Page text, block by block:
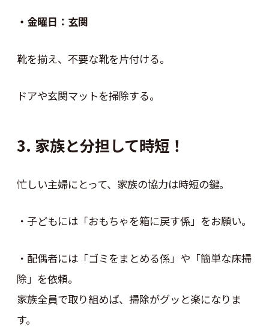
・金曜日：玄関
靴を揃え、不要な靴を片付ける。
ドアや玄関マットを掃除する。
3. 家族と分担して時短！
忙しい主婦にとって、家族の協力は時短の鍵。
・子どもには「おもちゃを箱に戻す係」をお願い。
・配偶者には「ゴミをまとめる係」や「簡単な床掃
除」を依頼。
家族全員で取り組めば、掃除がグッと楽になりま
す。